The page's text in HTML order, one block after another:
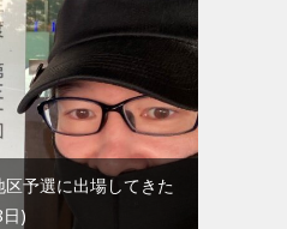
予選に出場してきた